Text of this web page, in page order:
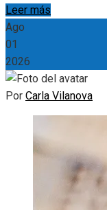
Leer más
Ago
01
2026
Por Carla Vilanova